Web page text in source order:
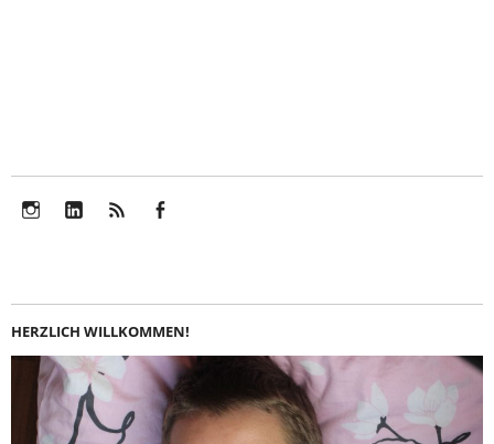
HERZLICH WILLKOMMEN!